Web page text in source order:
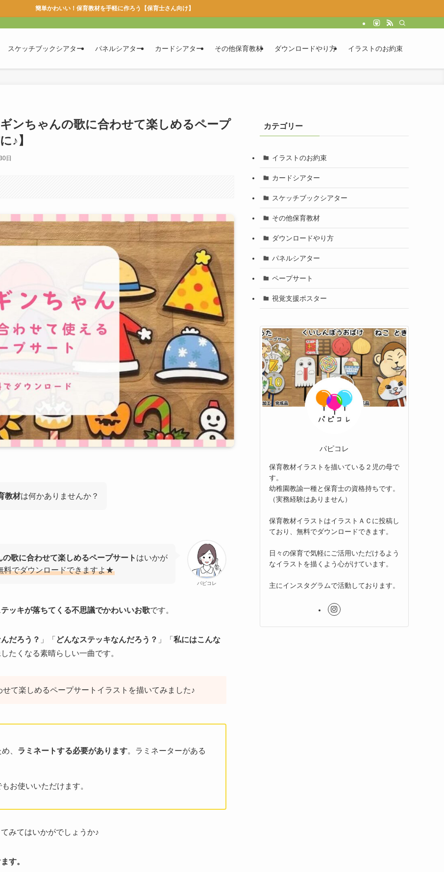
簡単かわいい！保育教材を手軽に作ろう【保育士さん向け】
スケッチブックシアター パネルシアター カードシアター その他保育教材 ダウンロードやり方 イラストのお約束
ンちゃんの歌に合わせて楽しめるペープ
♪】
日
教材は何かありませんか？
パピコレ
歌に合わせて楽しめるペープサート はいかが
料でダウンロードできますよ★
ッキが落ちてくる不思議でかわいいお歌です。
だろう？ 」「 どんなステッキなんだろう？ 」「 私にはこんな
したくなる素晴らしい一曲です。
て楽しめるペープサートイラストを描いてみました♪
、 ラミネートする必要があります。ラミネーターがある
お使いいただけます。
みてはいかがでしょうか♪
す。
カテゴリー
イラストのお約束
カードシアター
スケッチブックシアター
その他保育教材
ダウンロードやり方
パネルシアター
ペープサート
視覚支援ポスター
パピコレ
保育教材イラストを描いている２児の母で
す。
幼稚園教諭一種と保育士の資格持ちです。
（実務経験はありません）
保育教材イラストはイラストＡＣに投稿し
ており、無料でダウンロードできます。
日々の保育で気軽にご活用いただけるよう
なイラストを描くよう心がけています。
主にインスタグラムで活動しております。